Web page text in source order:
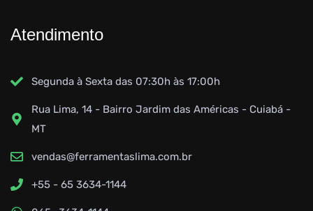
Atendimento
Segunda à Sexta das 07:30h às 17:00h
Rua Lima, 14 - Bairro Jardim das Américas - Cuiabá -
MT
vendas@ferramentaslima.com.br
+55 - 65 3634-1144